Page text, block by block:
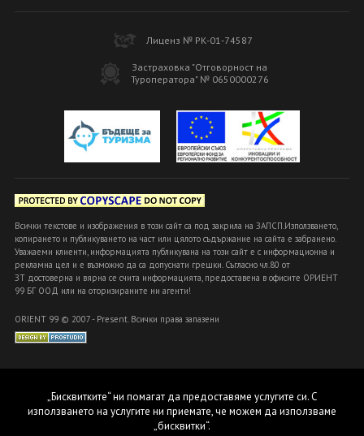
Лиценз № РК-01-74587
Застраховка "Отговорност на
Туроператора" № 0650000276
Всички текстове и изображения в този сайт са под закрила на ЗАПСП.Използването,
копирането и публикуването на част или цялото съдържание на сайта е забранено.
Уважаеми клиенти, информацията публикувана на този сайт е с информационна и
рекламна цел и е възможно да са допуснати грешки. Съгласно чл.80 от
ЗТ достоверна и вярна се счита информацията, предоставена в офисите ОРИЕНТ
99 БГ ООД или на оторизираните ни агенти!
ORIENT 99 © 2007 - Present. Всички права запазени
„Бисквитките“ ни помагат да предоставяме услугите си. С
използването на услугите ни приемате, че можем да използваме
„бисквитки“.